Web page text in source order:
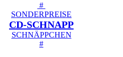
#
SONDERPREISE
CD-SCHNAPP
SCHNÄPPCHEN
#